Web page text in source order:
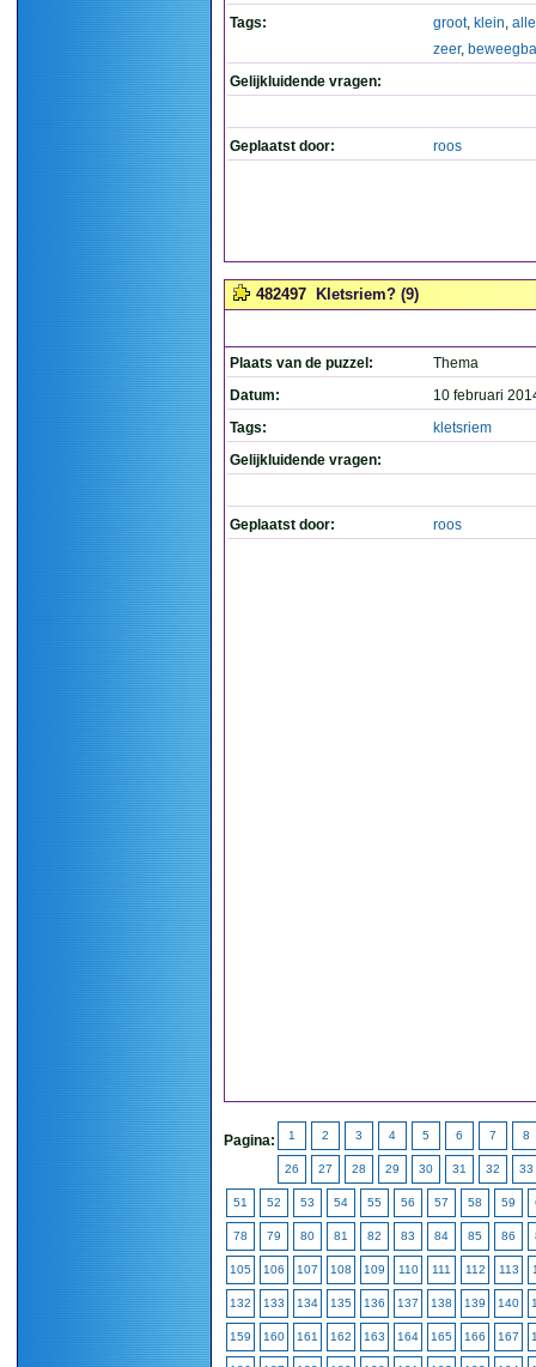
Tags:
groot, klein,
zeer,
Gelijkluidende vragen:
Geplaatst door: roos
482497 Kletsriem? (9)
Plaats van de puzzel:
Thema
Datum:
10 februari
Tags:
kletsriem
Gelijkluidende vragen:
Geplaatst door: roos
Pagina: 1 2 3 4 5 6 7 8
26 27 28 29 30 31 32 33
51 52 53 54 55 56 57 58 59
78 79 80 81 82 83 84 85 86
105 106 107 108 109 110 111 112 113
132 133 134 135 136 137 138 139 140
159 160 161 162 163 164 165 166 167